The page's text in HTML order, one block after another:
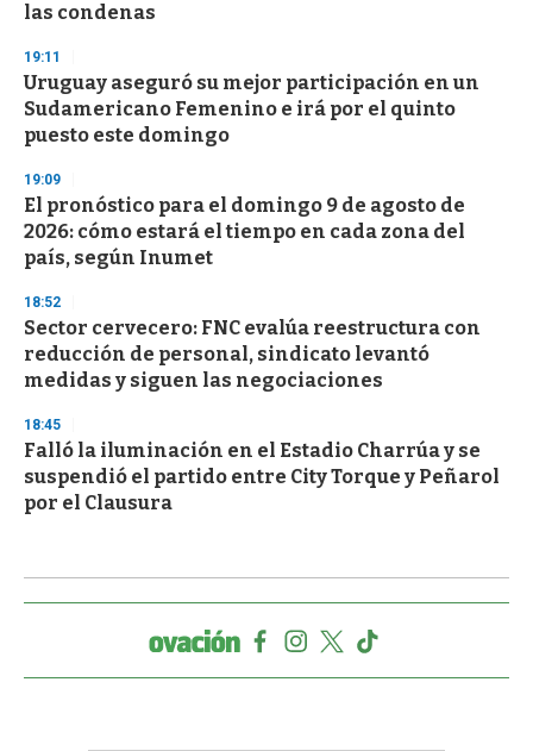
las condenas
19:11
Uruguay aseguró su mejor participación en un
Sudamericano Femenino e irá por el quinto
puesto este domingo
19:09
El pronóstico para el domingo 9 de agosto de
2026: cómo estará el tiempo en cada zona del
país, según Inumet
18:52
Sector cervecero: FNC evalúa reestructura con
reducción de personal, sindicato levantó
medidas y siguen las negociaciones
18:45
Falló la iluminación en el Estadio Charrúa y se
suspendió el partido entre City Torque y Peñarol
por el Clausura